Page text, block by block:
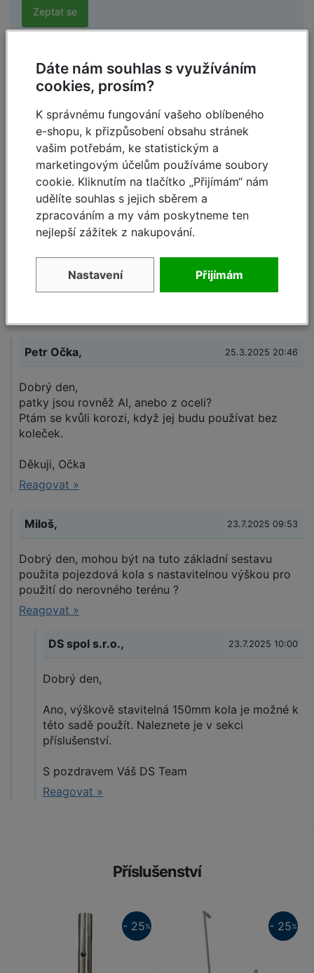
Zeptat se
Vladimír, 4.3.2025 10:37
Dobrý den, chtěl bych vědět rozměry základního
rámu, vtč. průměr příčných trubek, na které se
nasazuje montážní plošina, průměr trubek na zúžení,
kde se připojuje další patro a vzdálenost prohlubní
na upevnění plošiny.
Děkuji.
DS spol s.r.o.,
Dobrý den, rozměry základního rámu jsou
177x70cm a průměr bočnic je 28,5mm.
Petr Očka, 25.3.2025 20:46
Dobrý den,
patky jsou rovněž Al, anebo z oceli?
Ptám se kvůli korozi, když jej budu používat bez
koleček.
Děkuji, Očka
Reagovat »
Miloš, 23.7.2025 09:53
Dobrý den, mohou být na tuto základní sestavu
použita pojezdová kola s nastavitelnou výškou pro
použití do nerovného terénu ?
Reagovat »
DS spol s.r.o., 23.7.2025 10:00
Dobrý den,
Ano, výškově stavitelná 150mm kola je možné k
této sadě použít. Naleznete je v sekci
příslušenství.
S pozdravem Váš DS Team
Reagovat »
Příslušenství
- 25% - 25%
Dáte nám souhlas s využíváním
cookies, prosím?
K správnému fungování vašeho oblíbeného
e-shopu, k přizpůsobení obsahu stránek
vašim potřebám, ke statistickým a
marketingovým účelům používáme soubory
cookie. Kliknutím na tlačítko „Přijímám“ nám
udělíte souhlas s jejich sběrem a
zpracováním a my vám poskytneme ten
nejlepší zážitek z nakupování.
Nastavení Přijímám